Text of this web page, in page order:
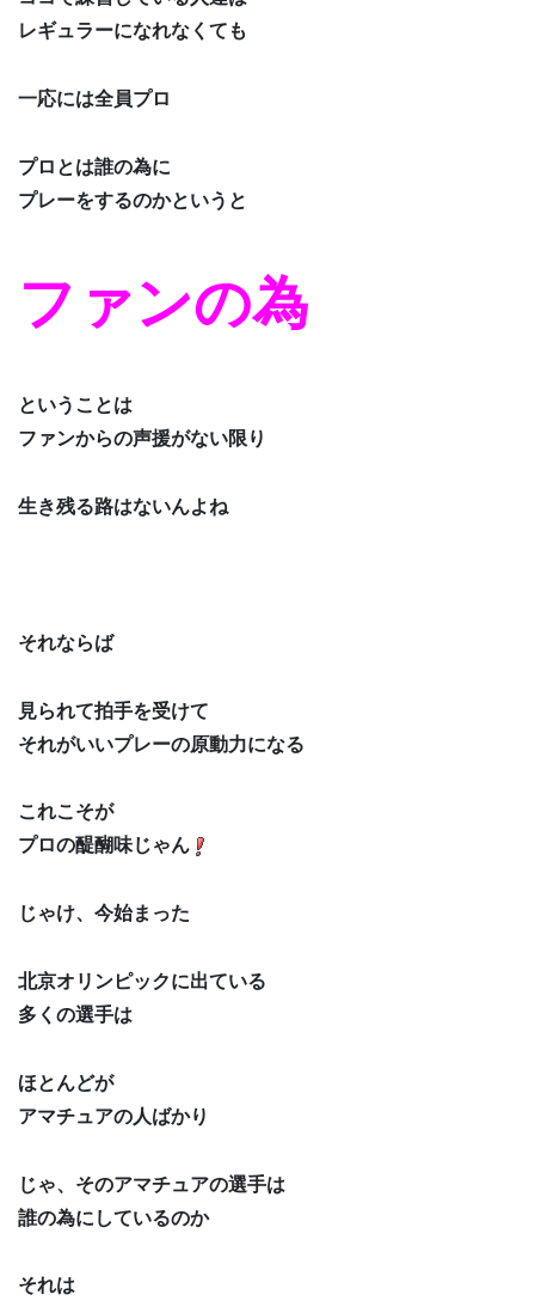
レギュラーになれなくても
一応には全員プロ
プロとは誰の為に
プレーをするのかというと
ファンの為
ということは
ファンからの声援がない限り
生き残る路はないんよね
それならば
見られて拍手を受けて
それがいいプレーの原動力になる
これこそが
プロの醍醐味じゃん
じゃけ、今始まった
北京オリンピックに出ている
多くの選手は
ほとんどが
アマチュアの人ばかり
じゃ、そのアマチュアの選手は
誰の為にしているのか
それは